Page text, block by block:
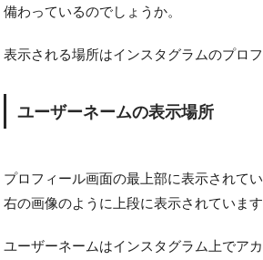
備わっているのでしょうか。
表示される場所はインスタグラムのプロ
ユーザーネームの表示場所
プロフィール画面の最上部に表示されて
右の画像のように上段に表示されています
ユーザーネームはインスタグラム上でア